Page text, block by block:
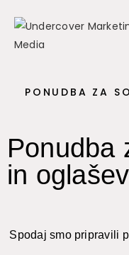
PONUDBA ZA
Ponudba
in
Spodaj smo pripravili